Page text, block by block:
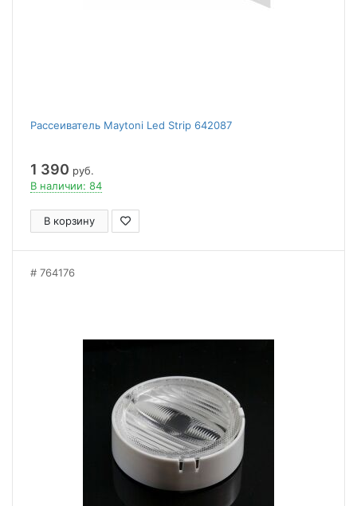
Рассеиватель Maytoni Led Strip 642087
1 390 руб.
В наличии: 84
В корзину
764176